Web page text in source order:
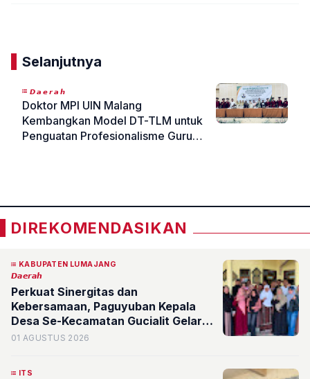
Selanjutnya
𝘿𝙖𝙚𝙧𝙖𝙝
Doktor MPI UIN Malang
Kembangkan Model DT-TLM untuk
Penguatan Profesionalisme Guru
DIREKOMENDASIKAN
KABUPATEN LUMAJANG
𝘿𝙖𝙚𝙧𝙖𝙝
Perkuat Sinergitas dan
Kebersamaan, Paguyuban Kepala
Desa Se-Kecamatan Gucialit Gelar
Silaturahmi Rutin di Desa Sombo
01 AGUSTUS 2026
ITS